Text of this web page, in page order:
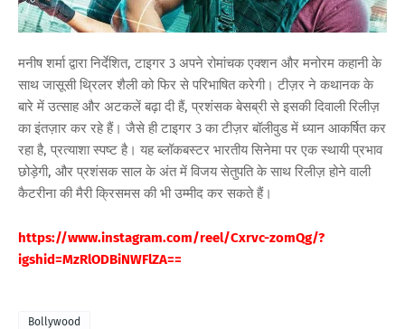
मनीष शर्मा द्वारा निर्देशित, टाइगर 3 अपने रोमांचक एक्शन और मनोरम कहानी के
साथ जासूसी थ्रिलर शैली को फिर से परिभाषित करेगी। टीज़र ने कथानक के
बारे में उत्साह और अटकलें बढ़ा दी हैं, प्रशंसक बेसब्री से इसकी दिवाली रिलीज़
का इंतज़ार कर रहे हैं। जैसे ही टाइगर 3 का टीज़र बॉलीवुड में ध्यान आकर्षित कर
रहा है, प्रत्याशा स्पष्ट है। यह ब्लॉकबस्टर भारतीय सिनेमा पर एक स्थायी प्रभाव
छोड़ेगी, और प्रशंसक साल के अंत में विजय सेतुपति के साथ रिलीज़ होने वाली
कैटरीना की मैरी क्रिसमस की भी उम्मीद कर सकते हैं।
https://www.instagram.com/reel/Cxrvc-zomQg/?
igshid=MzRlODBiNWFlZA==
Bollywood